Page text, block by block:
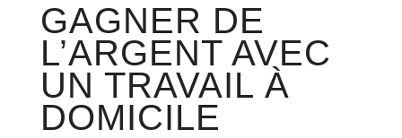
GAGNER DE
L’ARGENT AVEC
UN TRAVAIL À
DOMICILE